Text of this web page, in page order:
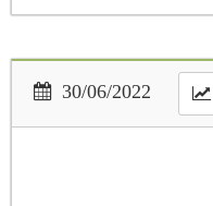
30/06/2022